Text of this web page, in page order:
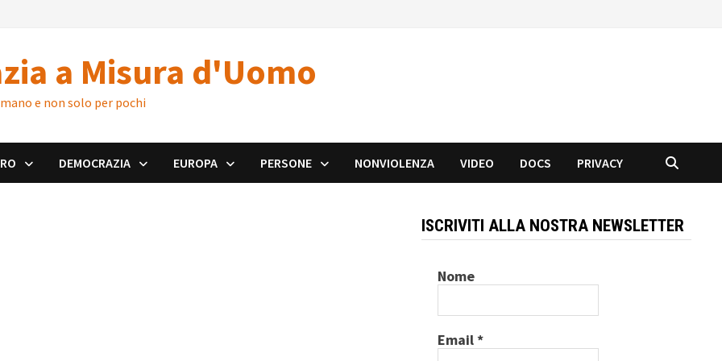
a Misura d'Uomo
e non solo per pochi
DEMOCRAZIA EUROPA PERSONE NONVIOLENZA VIDEO DOCS PRIVACY
ISCRIVITI ALLA NOSTRA NEWSLETTER
Nome
Email*